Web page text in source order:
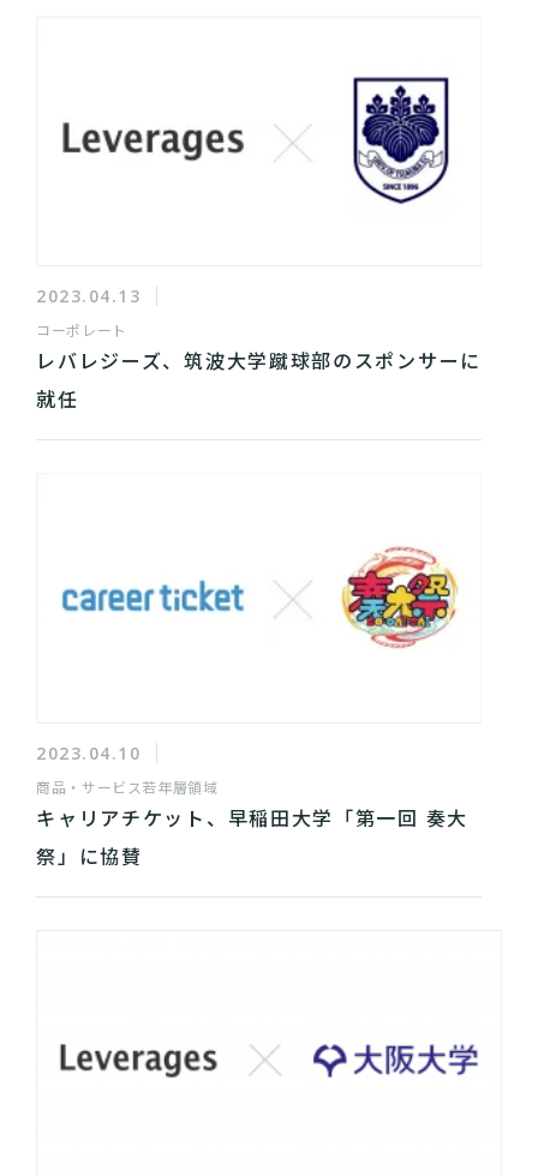
2023.04.13
コーポレート
レバレジーズ、筑波大学蹴球部のスポンサーに
就任
2023.04.10
商品・サービス若年層領域
キャリアチケット、早稲田大学「第一回 奏大
祭」に協賛